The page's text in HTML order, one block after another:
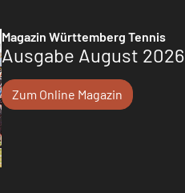
Magazin Württemberg Tennis
Ausgabe August 2026
Zum Online Magazin